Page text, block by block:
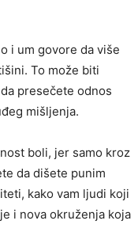
i um govore da više
To može biti
presečete odnos
mišljenja.
boli, jer samo kroz
da dišete punim
kako vam ljudi koji
i nova okruženja koja